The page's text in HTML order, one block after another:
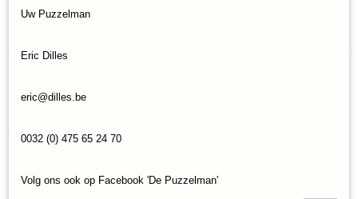
EAN code
Ook interessant
Uw Puzzelman
Eric Dilles
eric@dilles.be
0032 (0) 475 65 24 70
Volg ons ook op Facebook 'De Puzzelman'